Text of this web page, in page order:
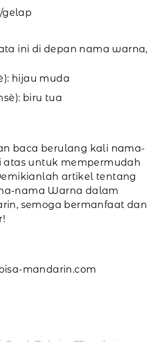
gelap
ini di depan nama warna,
hijau muda
biru tua
baca berulang kali nama-
atas untuk mempermudah
artikel tentang
nama Warna dalam
semoga bermanfaat dan
mandarin.com